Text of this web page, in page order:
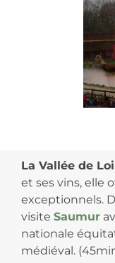
La Vallée de
et ses vins, elle
exceptionnels.
visite Saumur
nationale
médiéval.